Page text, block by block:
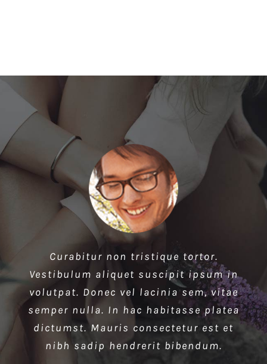
Curabitur non tristique tortor.
Vestibulum aliquet suscipit ipsum in
volutpat. Donec vel lacinia sem, vitae
semper nulla. In hac habitasse platea
dictumst. Mauris consectetur est et
nibh sadip hendrerit bibendum.
Proin blandit metus vel magna
dignissim varius. Morbi enim lorem,
sollicitudin vitae ante nec, rutrum
venenatis neque. In mi augue, iaculis
nec dui ac, condimentum consequat
velit. Ut et metus justo.